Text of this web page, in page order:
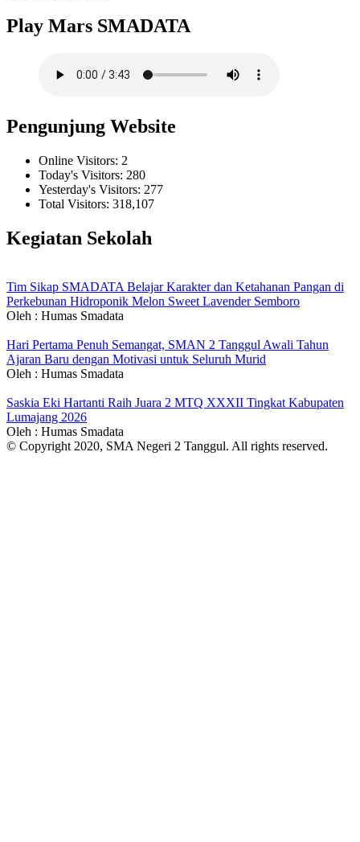
Play Mars SMADATA
Pengunjung Website
Online Visitors: 2
Today's Visitors: 280
Yesterday's Visitors: 277
Total Visitors: 318,107
Kegiatan Sekolah
Tim Sikap SMADATA Belajar Karakter dan Ketahanan Pangan di
Perkebunan Hidroponik Melon Sweet Lavender Semboro
Oleh : Humas Smadata
Hari Pertama Penuh Semangat, SMAN 2 Tanggul Awali Tahun
Ajaran Baru dengan Motivasi untuk Seluruh Murid
Oleh : Humas Smadata
Saskia Eki Hartanti Raih Juara 2 MTQ XXXII Tingkat Kabupaten
Lumajang 2026
Oleh : Humas Smadata
© Copyright 2020, SMA Negeri 2 Tanggul. All rights reserved.